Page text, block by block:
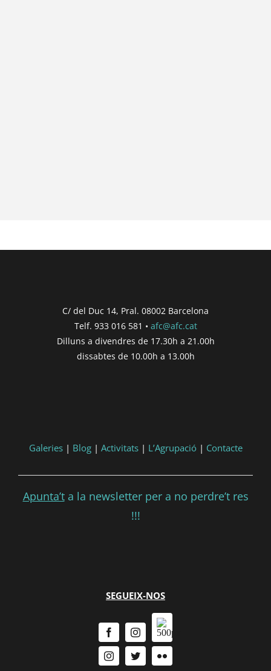
C/ del Duc 14, Pral. 08002 Barcelona
Telf. 933 016 581 • afc@afc.cat
Dilluns a divendres de 17.30h a 21.00h
dissabtes de 10.00h a 13.00h
Galeries| Blog| Activitats| L’Agrupació| Contacte
Apunta’ta la newsletter per a no perdre’t res
!!!
SEGUEIX-NOS